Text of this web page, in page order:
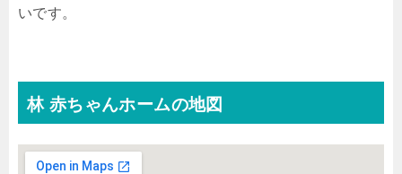
いです。
林 赤ちゃんホームの地図